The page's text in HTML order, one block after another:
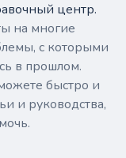
центр.
на многие
с которыми
в прошлом.
быстро и
и руководства,